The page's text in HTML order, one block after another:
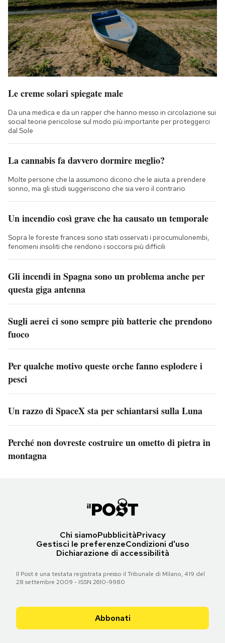
Le creme solari spiegate male
Da una medica e da un rapper che hanno messo in circolazione sui
social teorie pericolose sul modo più importante per proteggerci
dal Sole
La cannabis fa davvero dormire meglio?
Molte persone che la assumono dicono che le aiuta a prendere
sonno, ma gli studi suggeriscono che sia vero il contrario
Un incendio così grave che ha causato un temporale
Sopra le foreste francesi sono stati osservati i pirocumulonembi,
fenomeni insoliti che rendono i soccorsi più difficili
Gli incendi in Spagna sono un problema anche per
questa giga antenna
Sugli aerei ci sono sempre più batterie che prendono
fuoco
Per qualche motivo queste orche fanno esplodere i
pesci
Un razzo di SpaceX sta per schiantarsi sulla Luna
Perché non dovreste costruire un ometto di pietra in
montagna
Chi siamoPubblicitàPrivacy
Gestisci le preferenzeCondizioni d'uso
Dichiarazione di accessibilità
Il Post è una testata registrata presso il Tribunale di Milano, 419 del
28 settembre 2009 - ISSN 2610-9980
Abbonati